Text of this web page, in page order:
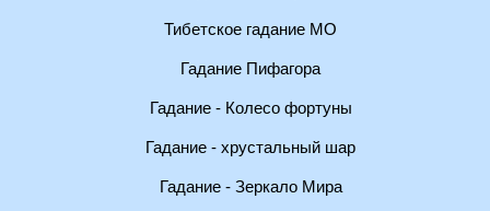
Тибетское гадание МО
Гадание Пифагора
Гадание - Колесо фортуны
Гадание - хрустальный шар
Гадание - Зеркало Мира